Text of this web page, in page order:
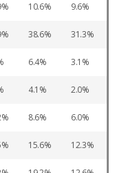
10.6 9.6
38.6 31.3
6.4 3.1
4.1 2.0
8.6 6.0
15.6 12.3